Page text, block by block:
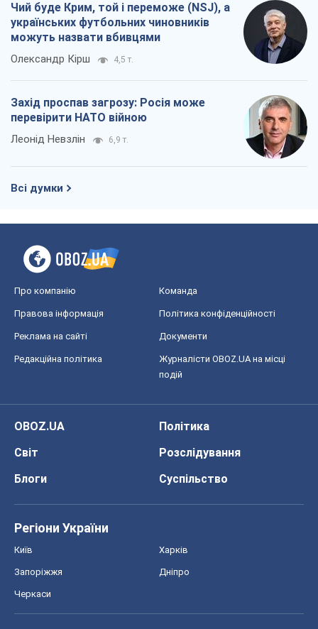
Чий буде Крим, той і переможе (NSJ), а
українських футбольних чиновників
можуть назвати вбивцями
Олександр Кірш 4,5 т.
Захід проспав загрозу: Росія може
перевірити НАТО війною
Леонід Невзлін 6,9 т.
Всі думки
Про компанію Команда
Правова інформація Політика конфіденційності
Реклама на сайті Документи
Редакційна політика
Журналісти OBOZ.UA на місці
подій
OBOZ.UA
Політика
Світ
Розслідування
Блоги
Суспільство
Регіони України
Київ Харків
Запоріжжя Дніпро
Черкаси